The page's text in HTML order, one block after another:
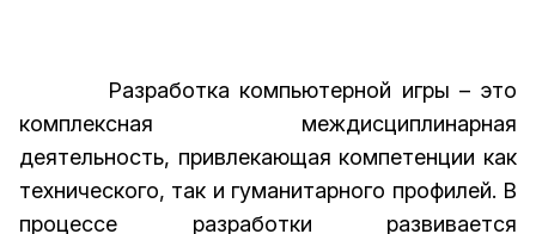
Разработка компьютерной игры – это
комплексная междисциплинарная
деятельность, привлекающая компетенции как
технического, так и гуманитарного профилей. В
процессе разработки развивается